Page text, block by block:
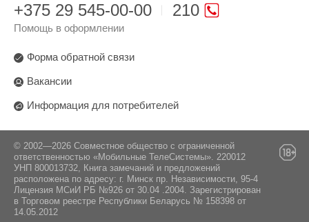
210
+375 29 545-00-00
Помощь в оформлении
Форма обратной связи
Вакансии
Информация для потребителей
© 2002—2026 Совместное общество с ограниченной
ответственностью «Мобильные ТелеСистемы». 220012
УНП 800013732, Книга замечаний и предложений
расположена по адресу: г. Минск пр. Независимости, 95-4
Лицензия МСиИ РБ №926 от 30.04 .2004. Зарегистрирован
в Торговом реестре Республики Беларусь № 158398 от
14.05.2012